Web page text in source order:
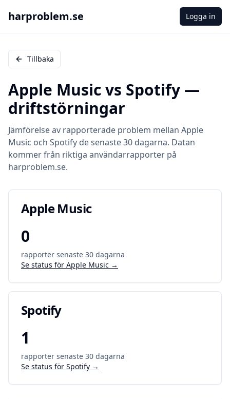
harproblem.se Logga in
Tillbaka
Apple Musicvs Spotify —
driftstörningar
Jämförelse av rapporterade problem mellan Apple
Music och Spotify de senaste 30 dagarna. Datan
kommer från riktiga användarrapporter på
harproblem.se.
Apple Music
0
rapporter senaste 30 dagarna
Se status för Apple Music →
Spotify
1
rapporter senaste 30 dagarna
Se status för Spotify →